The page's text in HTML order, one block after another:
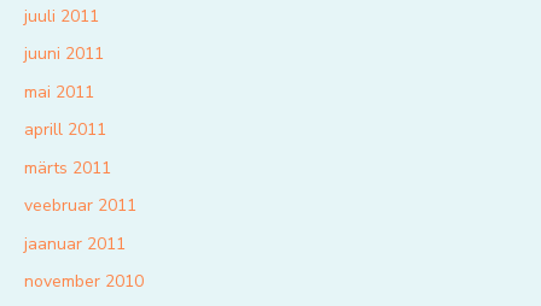
juuli 2011
juuni 2011
mai 2011
aprill 2011
märts 2011
veebruar 2011
jaanuar 2011
november 2010